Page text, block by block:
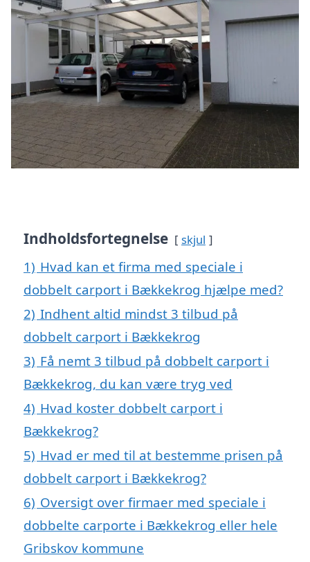
Indholdsfortegnelse skjul
1) Hvad kan et firma med speciale i
dobbelt carport i Bækkekrog hjælpe med?
2) Indhent altid mindst 3 tilbud på
dobbelt carport i Bækkekrog
3) Få nemt 3 tilbud på dobbelt carport i
Bækkekrog, du kan være tryg ved
4) Hvad koster dobbelt carport i
Bækkekrog?
5) Hvad er med til at bestemme prisen på
dobbelt carport i Bækkekrog?
6) Oversigt over firmaer med speciale i
dobbelte carporte i Bækkekrog eller hele
Gribskov kommune